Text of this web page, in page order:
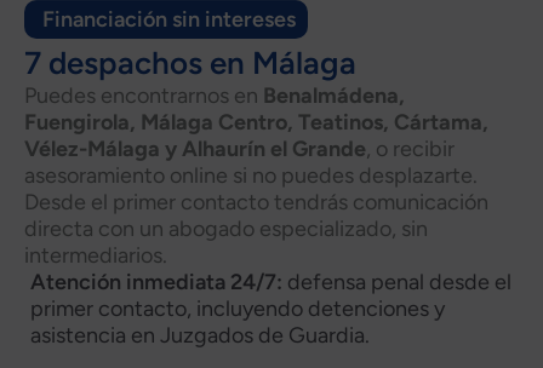
Financiación sin intereses
7 despachos en Málaga
Puedes encontrarnos en Benalmádena,
Fuengirola, Málaga Centro, Teatinos, Cártama,
Vélez-Málaga y Alhaurín el Grande, o recibir
asesoramiento online si no puedes desplazarte.
Desde el primer contacto tendrás comunicación
directa con un abogado especializado, sin
intermediarios.
Atención inmediata 24/7: defensa penal desde el
primer contacto, incluyendo detenciones y
asistencia en Juzgados de Guardia.